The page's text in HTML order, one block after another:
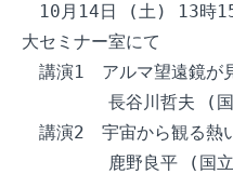
10月14日 (土) 13時15
大セミナー室にて
講演1　アルマ望遠鏡が
長谷川哲夫 (国立
講演2　宇宙から観る熱
鹿野良平 (国立天文